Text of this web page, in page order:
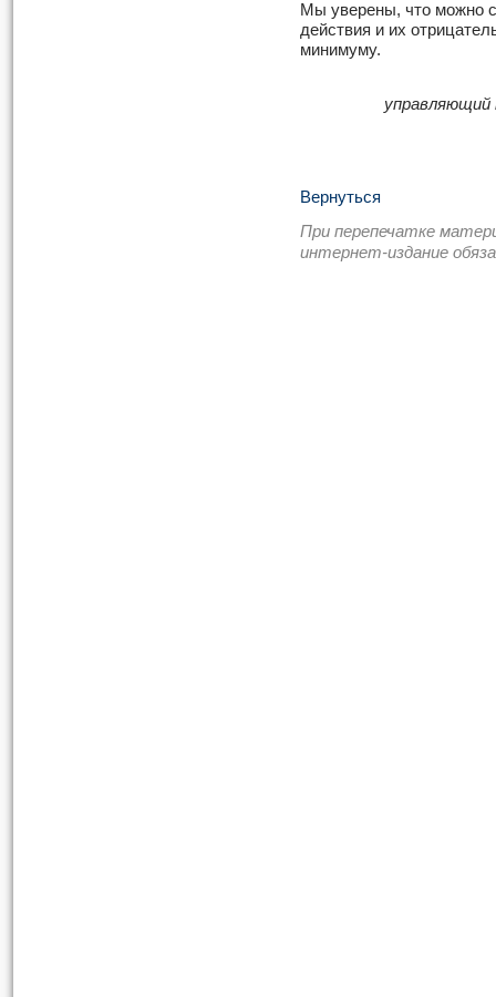
Мы уверены, что можно
действия и их
минимуму.
управляющий
Вернуться
При перепечатке
интернет-издание